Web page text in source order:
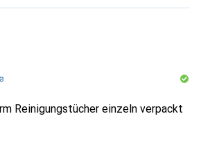
Reinigungstücher einzeln verpackt